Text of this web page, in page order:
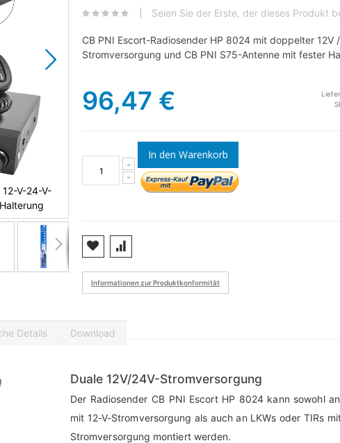
V-24-V-
Seien Sie der Erste, der dieses Produkt
CB PNI Escort-Radiosender HP 8024 mit doppelter 12V
Stromversorgung und CB PNI S75-Antenne mit fester
96,47 €
In den Warenkorb
Informationen zur Produktkonformität
Duale 12V/24V-Stromversorgung
Der Radiosender CB PNI Escort HP 8024 kann sowohl
mit 12-V-Stromversorgung als auch an LKWs oder TIRs
Stromversorgung montiert werden.
Details Download